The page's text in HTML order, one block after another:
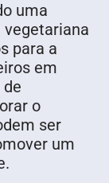
uma
para a
em
o
ser
um